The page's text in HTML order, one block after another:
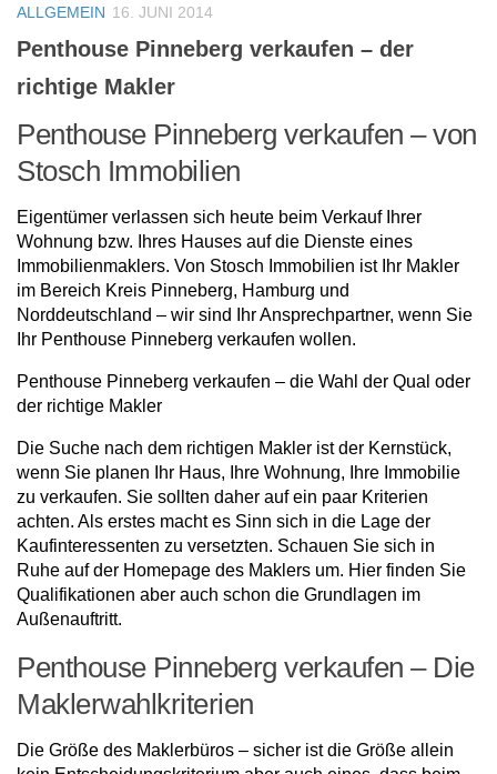
ALLGEMEIN 16. JUNI 2014
Penthouse Pinneberg verkaufen – der
richtige Makler
Penthouse Pinneberg verkaufen – von
Stosch Immobilien
Eigentümer verlassen sich heute beim Verkauf Ihrer
Wohnung bzw. Ihres Hauses auf die Dienste eines
Immobilienmaklers. Von Stosch Immobilien ist Ihr Makler
im Bereich Kreis Pinneberg, Hamburg und
Norddeutschland – wir sind Ihr Ansprechpartner, wenn Sie
Ihr Penthouse Pinneberg verkaufen wollen.
Penthouse Pinneberg verkaufen – die Wahl der Qual oder
der richtige Makler
Die Suche nach dem richtigen Makler ist der Kernstück,
wenn Sie planen Ihr Haus, Ihre Wohnung, Ihre Immobilie
zu verkaufen. Sie sollten daher auf ein paar Kriterien
achten. Als erstes macht es Sinn sich in die Lage der
Kaufinteressenten zu versetzten. Schauen Sie sich in
Ruhe auf der Homepage des Maklers um. Hier finden Sie
Qualifikationen aber auch schon die Grundlagen im
Außenauftritt.
Penthouse Pinneberg verkaufen – Die
Maklerwahlkriterien
Die Größe des Maklerbüros – sicher ist die Größe allein